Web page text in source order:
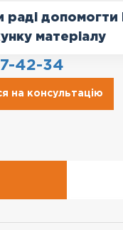
допомогти
матеріалу
42-34
на консультацію